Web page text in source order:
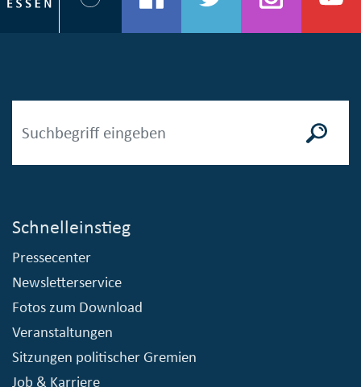
Schnelleinstieg
Pressecenter
Newsletterservice
Fotos zum Download
Veranstaltungen
Sitzungen politischer Gremien
Job & Karriere